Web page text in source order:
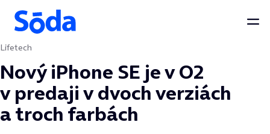
Preskočiť na obsah
Lifetech
Nový iPhone SE je v O2
v predaji v dvoch verziách
a troch farbách